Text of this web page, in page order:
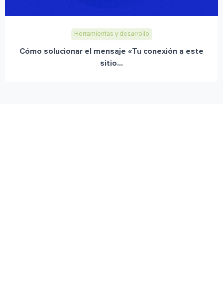
Herramientas y desarrollo
Cómo solucionar el mensaje «Tu conexión a este
sitio...